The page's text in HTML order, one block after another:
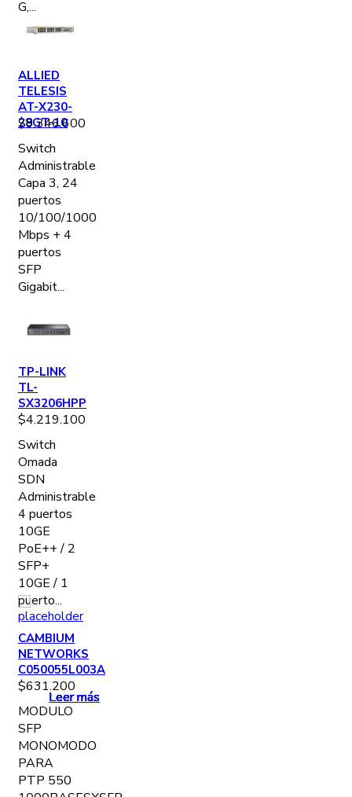
Leer más
Leer más
G,...
Leer más
ALLIED
TELESIS
AT-X230-
28GT-10
$9.346.600
Switch
Administrable
Capa 3, 24
puertos
10/100/1000
Mbps + 4
puertos
SFP
Gigabit...
Leer más
TP-LINK
TL-
SX3206HPP
$4.219.100
Switch
Omada
SDN
Administrable
4 puertos
10GE
PoE++ / 2
SFP+
10GE / 1
puerto...
Leer más
CAMBIUM
NETWORKS
C050055L003A
$631.200
MODULO
SFP
MONOMODO
PARA
PTP 550
Leer más